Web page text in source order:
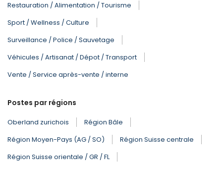
Restauration / Alimentation / Tourisme
Sport / Wellness / Culture
Surveillance / Police / Sauvetage
Véhicules / Artisanat / Dépot / Transport
Vente / Service après-vente / interne
Postes par régions
Oberland zurichois
Région Bâle
Région Moyen-Pays (AG / SO)
Région Suisse centrale
Région Suisse orientale / GR / FL